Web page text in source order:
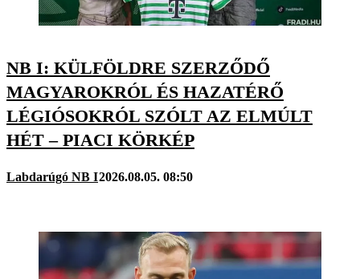
NB I: KÜLFÖLDRE SZERZŐDŐ
MAGYAROKRÓL ÉS HAZATÉRŐ
LÉGIÓSOKRÓL SZÓLT AZ ELMÚLT
HÉT – PIACI KÖRKÉP
Labdarúgó NB I2026.08.05. 08:50